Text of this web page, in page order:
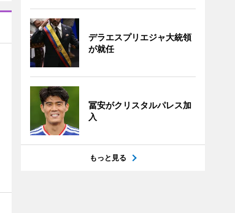
デラエスプリエジャ大統領
が就任
冨安がクリスタルパレス加
入
もっと見る